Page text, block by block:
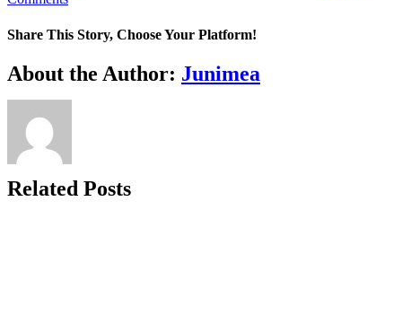
Share This Story, Choose Your Platform!
Facebook
X
Bluesky
Reddit
LinkedIn
WhatsApp
Telegram
Tumblr
Xing
Email
Copy
Link
About the Author: Junimea
Related Posts